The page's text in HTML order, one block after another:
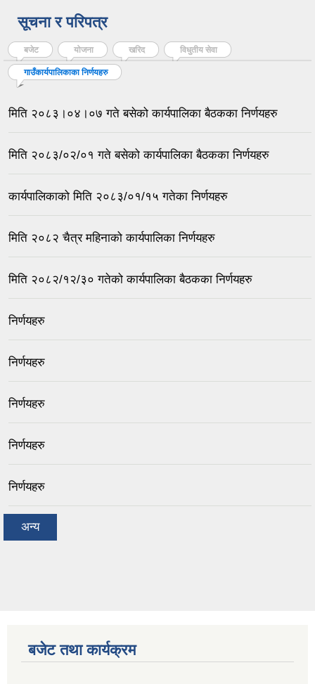
सूचना र परिपत्र
बजेट योजना खरिद विधुतीय सेवा
गाउँकार्यपालिकाका निर्णयहरु(active tab)
मिति २०८३।०४।०७ गते बसेको कार्यपालिका बैठकका निर्णयहरु
मिति २०८३/०२/०१ गते बसेको कार्यपालिका बैठकका निर्णयहरु
कार्यपालिकाको मिति २०८३/०१/१५ गतेका निर्णयहरु
मिति २०८२ चैत्र महिनाको कार्यपालिका निर्णयहरु
मिति २०८२/१२/३० गतेको कार्यपालिका बैठकका निर्णयहरु
निर्णयहरु
निर्णयहरु
निर्णयहरु
निर्णयहरु
निर्णयहरु
अन्य
बजेट तथा कार्यक्रम